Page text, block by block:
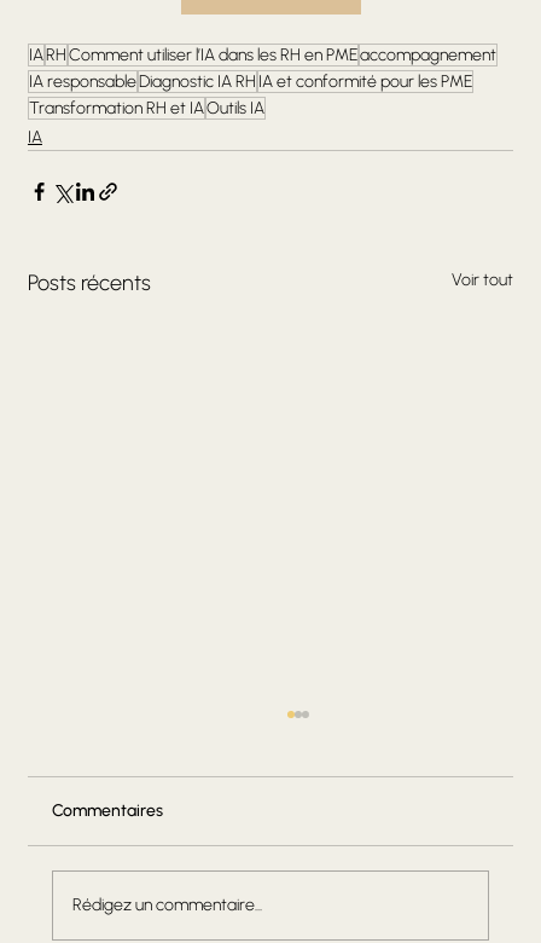
IARHComment utiliser l’IA dans les RH en PMEaccompagnement
IA responsableDiagnostic IA RH IA et conformité pour les PME
Transformation RH et IAOutils IA
IA
Posts récents Voir tout
Commentaires
Rédigez un commentaire...